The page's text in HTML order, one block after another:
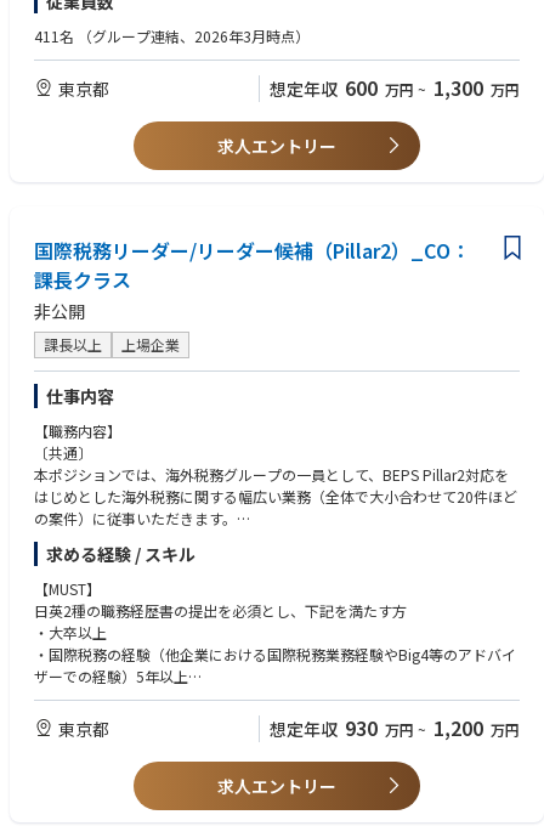
<EntranceBook>
https://finatext.notion.site/Entrancebook-for-PM-6810b3f93c9547df84f
証券プラットフォームのBaaSおよび保険プラットフォームであるInspire
を活用したサービス構築や、スクラッチからの新規サービス開発を行いま
これらをモダンなクラウド環境で構築し、DevOpsやSREの知見を持つ開発
チームと共にプロジェクトの推進およびマネジメントを担当していただき
ます。
また、弊社のユニークな点として、サービス提供者でありながら、パート
ナー企業と協業するプラットフォーマーでもあることが挙げられます。
サービス提供者としてQCDを遵守しプロジェクトを遂行することはもちろ
ん、プラットフォーマーとしてビジネスおよびシステムの両面で中長期的
な発想も求められます。
【具体的な業務内容】
シニアプロジェクトマネージャーの直属配属とし、サポートを受けながら
各種プロジェクトマネジメント業務を担っていただきます。
・プライム案件での企画・最上流工程からの顧客コミュニケーション
・マスタースケジュール、WBSの作成
・各種計画書、進捗資料などの作成
・各工程（要件定義からテスト・リリース）での業務推進・ドキュメンテ
ーション
■ポジションの魅力
シニアPMのサポートを受けながらスキルを伸ばせるため、SEとしてのご
経験が豊富で、今後PMとしてキャリアアップしたい方に是非ご応募いた
だきたいポジションです。
同社は「言われたものを作る」のではなく、「パートナーと共に事業を創
同社は金融ビジネスプラットフォームを提供するプラットフォーマーであ
り、単なる受託開発ではありません。
・プロジェクトのタスク管理経験（PJ規模不問）
〇事業ドメインごとに求める要件が異なります。必須要件に加えて以下い
ずれかを満たしている方を歓迎します。
・PjMまたはリーダーの経験
・エンジニアメンバーまたはPL、PMとしてWeb系開発環境のプロジェク
トに携わったご経験（大規模システムやミッションクリティカルなシステ
・サービス企画、サービス設計のご経験
・AWS、Google Cloud、Azure等のクラウドでの開発経験
・オフショア開発のご経験
【求める人物像】
・どんな局面においても、組織をより良くする事に対して強い熱意を持ち
その努力を惜しまない方
・誰かの指示を受けるのではなく、自ら自分のやるべきことを見つけられ
る方
・組織のあらゆる職種のメンバーと適切にコミュニケーションがとれる方
・フラットな組織で柔軟に働くことができる方
・最後まで責任をもってやりきれる方
・自ら学び考え、創意工夫しながら行動できる方
411名 （グループ連結、2026年3月時点）
東京都 想定年収 600 万円 ~ 1,300 万円
求人エントリー
国際税務リーダー/リーダー候補（Pillar2）_CO：
課長クラス
非公開
課長以上 上場企業
仕事内容
【職務内容】
〔共通〕
本ポジションでは、海外税務グループの一員として、BEPS Pillar2対応を
はじめとした海外税務に関する幅広い業務（全体で大小合わせて20件ほど
の案件）に従事いただきます。
・BEPS Pillar2（IIR、QDMTT、GIR）対応
・海外子会社との税務情報収集・分析・プロジェクト推進
・CbCR、Public CbCR、J-CFC、外国税額控除対応
・海外PE（恒久的施設）、源泉税、VAT/GST等の税務論点対応
・海外税務調査・税務訴訟案件の支援
・海外子会社および事業部門に対する税務アドバイス
・税務ガバナンス・内部統制の整備
「国際税務リーダー/リーダー候補（税務戦略）」チームと共同でクロス
ボーダー取引・組織再編に関する税務検討や海外税務のコンプライアンス
系にも携わっていただく予定です。
〔課長級補足〕
・上記のリードを主体的に行い、業務全体の改善も実行いただきます
求める経験 / スキル
【MUST】
日英2種の職務経歴書の提出を必須とし、下記を満たす方
・大卒以上
・国際税務の経験（他企業における国際税務業務経験やBig4等のアドバイ
ザーでの経験）5年以上
・英語/日本語での折衝経験（英語：目安としてTOEIC850点以上/日本
語：母国語同等以上）
・基本的な会計知識
・税務/会計システムを活用した業務経験
東京都 想定年収 930 万円 ~ 1,200 万円
求人エントリー